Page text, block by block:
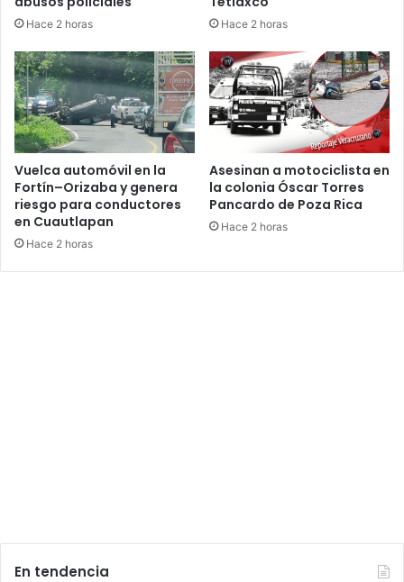
Hace 2 horas Hace 2 horas
Vuelca automóvil en la
Fortín–Orizaba y genera
riesgo para conductores
en Cuautlapan
Hace 2 horas
Asesinan a motociclista en
la colonia Óscar Torres
Pancardo de Poza Rica
Hace 2 horas
En tendencia